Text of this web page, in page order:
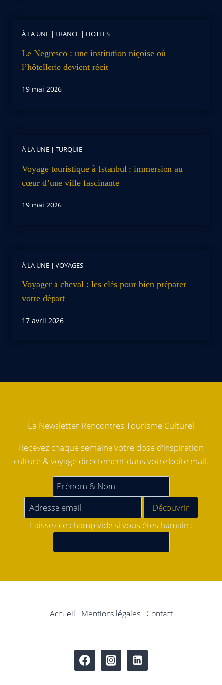
À LA UNE | FRANCE | HOTELS
Le Negresco : une institution niçoise où
l’hôtellerie devient récit
19 mai 2026
À LA UNE | TURQUIE
Voyage touristique à Istanbul : immersion au
cœur d’une ville fascinante
19 mai 2026
À LA UNE | VOYAGES
Voyager à cheval : les clés pour bien préparer
votre départ
17 avril 2026
La Newsletter Rencontres Tourisme Culturel
Recevez chaque semaine votre dose d'inspiration
culture & voyage directement dans votre boîte mail.
Laissez ce champ vide si vous êtes humain :
Accueil Mentions légales Contact